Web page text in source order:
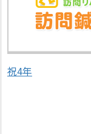
祝4年